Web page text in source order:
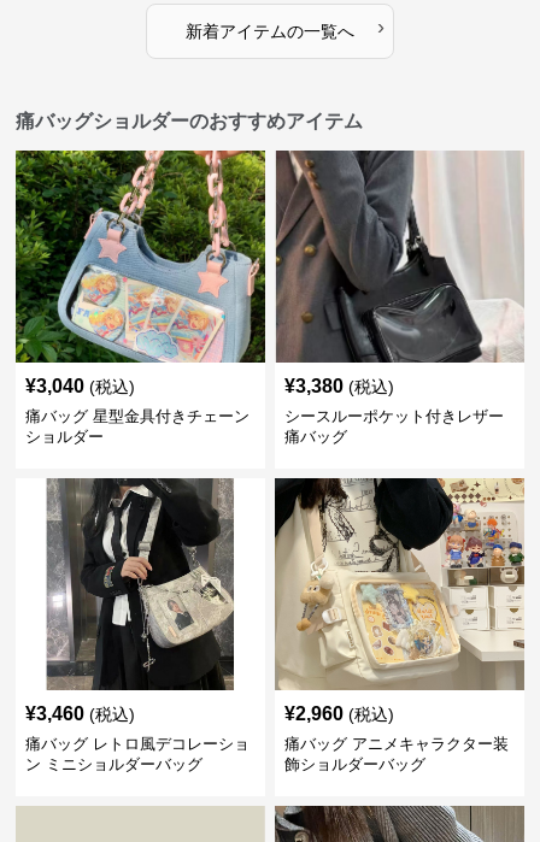
新着アイテムの一覧へ ›
痛バッグショルダーのおすすめアイテム
¥3,040 (税込)
痛バッグ 星型金具付きチェーン
ショルダー
¥3,380 (税込)
シースルーポケット付きレザー
痛バッグ
¥3,460 (税込)
痛バッグ レトロ風デコレーショ
ン ミニショルダーバッグ
¥2,960 (税込)
痛バッグ アニメキャラクター装
飾ショルダーバッグ